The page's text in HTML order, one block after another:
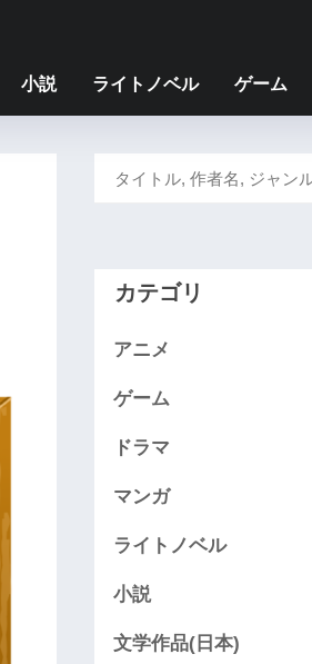
小説 ライトノベル ゲーム
カテゴリ
アニメ
ゲーム
ドラマ
マンガ
ライトノベル
小説
文学作品(日本)